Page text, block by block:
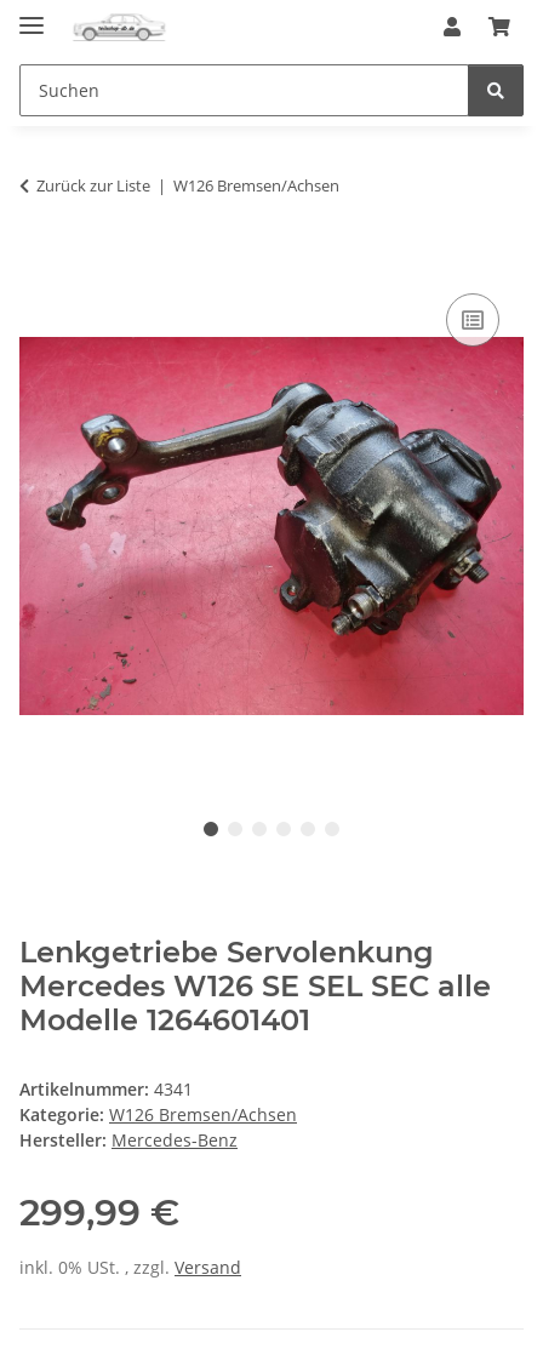
Zurück zur Liste W126 Bremsen/Achsen
Lenkgetriebe Servolenkung
Mercedes W126 SE SEL SEC alle
Modelle 1264601401
Artikelnummer: 4341
Kategorie: W126 Bremsen/Achsen
Hersteller: Mercedes-Benz
299,99 €
inkl. 0% USt. , zzgl. Versand